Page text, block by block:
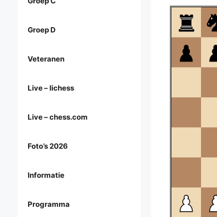
Groep D
Veteranen
Live – lichess
Live – chess.com
Foto’s 2026
Informatie
Programma